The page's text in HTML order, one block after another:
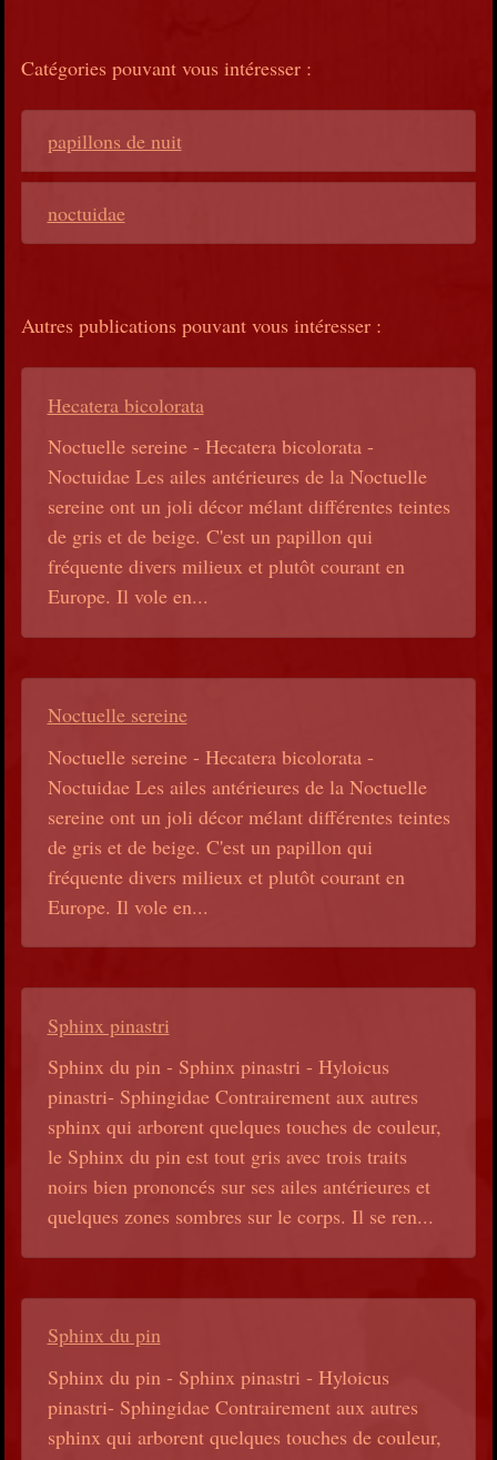
Catégories pouvant vous intéresser :
papillons de nuit
noctuidae
Autres publications pouvant vous intéresser :
Hecatera bicolorata
Noctuelle sereine - Hecatera bicolorata -
Noctuidae Les ailes antérieures de la Noctuelle
sereine ont un joli décor mélant différentes teintes
de gris et de beige. C'est un papillon qui
fréquente divers milieux et plutôt courant en
Europe. Il vole en...
Noctuelle sereine
Noctuelle sereine - Hecatera bicolorata -
Noctuidae Les ailes antérieures de la Noctuelle
sereine ont un joli décor mélant différentes teintes
de gris et de beige. C'est un papillon qui
fréquente divers milieux et plutôt courant en
Europe. Il vole en...
Sphinx pinastri
Sphinx du pin - Sphinx pinastri - Hyloicus
pinastri- Sphingidae Contrairement aux autres
sphinx qui arborent quelques touches de couleur,
le Sphinx du pin est tout gris avec trois traits
noirs bien prononcés sur ses ailes antérieures et
quelques zones sombres sur le corps. Il se ren...
Sphinx du pin
Sphinx du pin - Sphinx pinastri - Hyloicus
pinastri- Sphingidae Contrairement aux autres
sphinx qui arborent quelques touches de couleur,